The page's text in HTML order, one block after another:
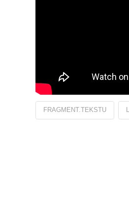
FRAGMENT.TEKSTU